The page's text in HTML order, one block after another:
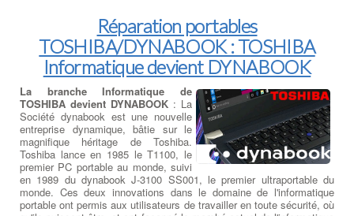
Réparation portables
TOSHIBA/DYNABOOK : TOSHIBA
Informatique devient DYNABOOK
La branche Informatique de
TOSHIBA devient DYNABOOK : La
Société dynabook est une nouvelle
entreprise dynamique, bâtie sur le
magnifique héritage de Toshiba.
Toshiba lance en 1985 le T1100, le
premier PC portable au monde, suivi
en 1989 du dynabook J-3100 SS001, le premier ultraportable du
monde. Ces deux innovations dans le domaine de l'informatique
portable ont permis aux utilisateurs de travailler en toute sécurité, où